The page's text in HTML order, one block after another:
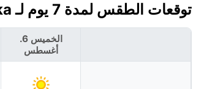
توقعات الطقس لمدة 7 يوم لـ Thaba-Tseka، ليسوتو 🇱🇸
الخميس 6.
أغسطس